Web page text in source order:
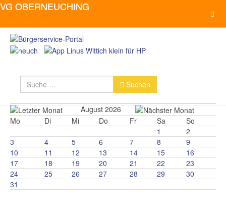
Suchen Suchen
August 2026
Mo
Di Mi Do Fr Sa
So
1
2
3
4 5 6 7 8
9
10
11 12 13 14 15
16
17
18 19 20 21 22
23
24
25 26 27 28 29
30
31